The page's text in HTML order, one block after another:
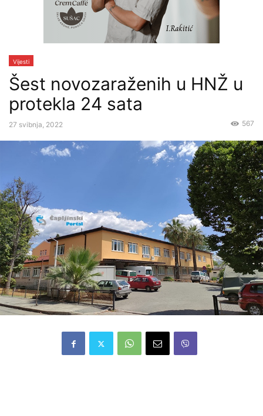
Vijesti
Šest novozaraženih u HNŽ u
protekla 24 sata
27 svibnja, 2022 567